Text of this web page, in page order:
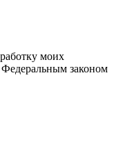
моих
законом